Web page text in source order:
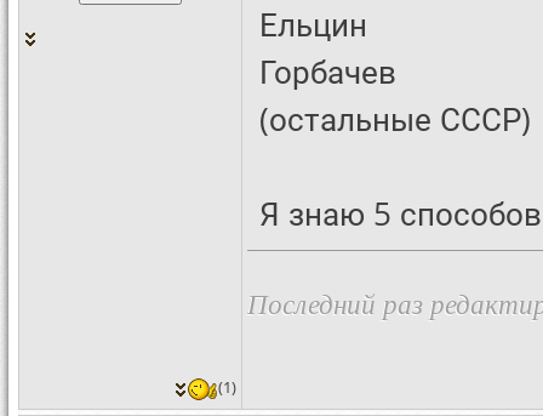
Ельцин
Горбачев
(остальные СССР)
Я знаю 5
Последний раз
(1)